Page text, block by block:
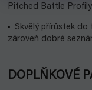
Pitched Battle
Skvělý přírůstek
zároveň dobré
DOPLŇKOVÉ